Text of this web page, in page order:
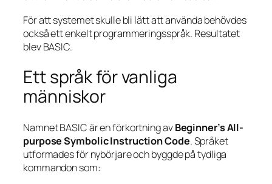
För att systemet skulle bli lätt att använda behövdes
också ett enkelt programmeringsspråk. Resultatet
blev BASIC.
Ett språk för vanliga
människor
Namnet BASIC är en förkortning avBeginner’s All-
purpose Symbolic Instruction Code. Språket
utformades för nybörjare och byggde på tydliga
kommandon som: